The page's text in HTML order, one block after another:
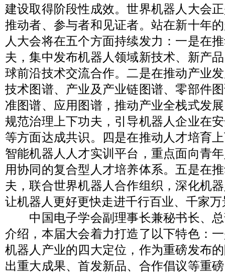
建设取得阶段性成效。世界机器人大会
推动者、参与者和见证者。站在新十年
人大会将在五个方面持续发力：一是在
夫，集中发布机器人领域新技术、新产
球前沿技术交流合作。二是在推动产业
技术图谱、产业及产业链图谱、零部件
准图谱、应用图谱，推动产业全栈式发
规范治理上下功夫，引导机器人企业在
等方面达成共识。四是在推动人才培育
智能机器人人才实训平台，重点面向青
用协同的复合型人才培养体系。五是在
夫，联合世界机器人合作组织，深化机
让机器人更好更快走进千行百业、千家万
中国电子学会副理事长兼秘书长、总
介绍，本届大会着力打造了以下特色：
机器人产业的四大定位，作为重磅发布
出重大成果、首发新品、合作倡议等重